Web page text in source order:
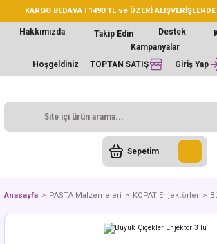
KARGO BEDAVA ! 1490 TL ve ÜZERİ
Hakkımızda Takip Edin Destek
Kampanyalar
Hoşgeldiniz
TOPTAN SATIŞ Giriş Yap
Sepetim
Anasayfa PASTA Malzemeleri KOPAT Enjektörler